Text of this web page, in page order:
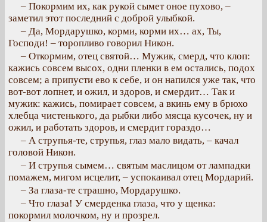
– Покормим их, как рукой сымет оное пухово, –
заметил этот последний с доброй улыбкой.
– Да, Мордарушко, корми, корми их… ах, Ты,
Господи! – торопливо говорил Никон.
– Откормим, отец святой… Мужик, смерд, что клоп:
кажись совсем высох, одни пленки в ем остались, подох
совсем; а припусти ево к себе, и он напился уже так, что
вот-вот лопнет, и ожил, и здоров, и смердит… Так и
мужик: кажись, помирает совсем, а вкинь ему в брюхо
хлебца чистенького, да рыбки либо мясца кусочек, ну и
ожил, и работать здоров, и смердит гораздо…
– А струпья-те, струпья, глаз мало видать, – качал
головой Никон.
– И струпья сымем… святым маслицом от лампадки
помажем, мигом исцелит, – успокаивал отец Мордарий.
– За глаза-те страшно, Мордарушко.
– Что глаза! У смерденка глаза, что у щенка:
покормил молочком, ну и прозрел.